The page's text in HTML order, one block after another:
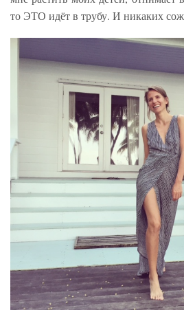
то ЭТО идёт в трубу. И никаких